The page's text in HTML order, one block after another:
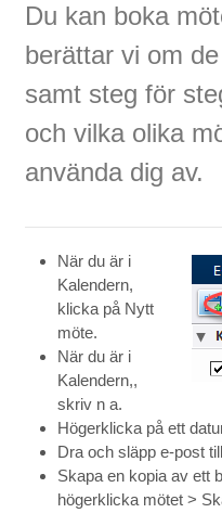
Du kan boka
berättar vi om
samt steg för
och vilka olika
använda dig av.
När du är i
Kalendern,
klicka på Nytt
möte.
När du är i
Kalendern,,
skriv n a.
Högerklicka på ett
Dra och släpp e-post
Skapa en kopia av ett
högerklicka mötet >